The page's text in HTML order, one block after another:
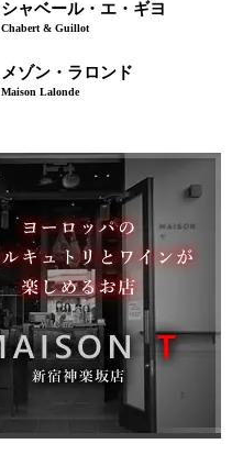
シャベール・エ・ギヨ
Chabert & Guillot
メゾン・ラロンド
Maison Lalonde